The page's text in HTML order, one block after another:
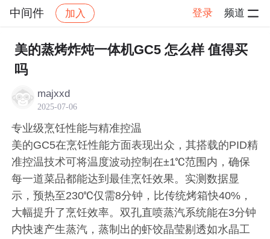
中间件 加入 登录 频道
社区 中间件 帖子详情
美的蒸烤炸炖一体机GC5 怎么样 值得买
吗
majxxd
2025-07-06
专业级烹饪性能与精准控温
美的GC5在烹饪性能方面表现出众，其搭载的PID精
准控温技术可将温度波动控制在±1℃范围内，确保
每一道菜品都能达到最佳烹饪效果。实测数据显
示，预热至230℃仅需8分钟，比传统烤箱快40%，
大幅提升了烹饪效率。双孔直喷蒸汽系统能在3分钟
内快速产生蒸汽，蒸制出的虾饺晶莹剔透如水晶工